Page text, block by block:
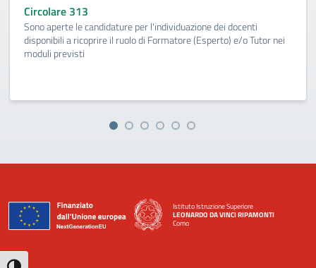
Circolare 313
Sono aperte le candidature per l'individuazione dei docenti
disponibili a ricoprire il ruolo di Formatore (Esperto) e/o Tutor nei
moduli previsti
Istituto Istruzione Superiore
LEONARDO DA VINCI RIPAMONTI
Como